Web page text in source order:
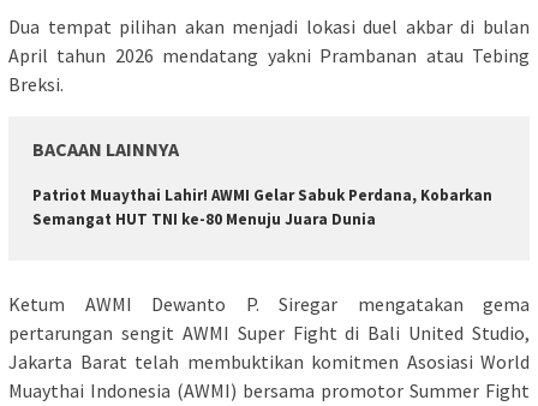
Dua tempat pilihan akan menjadi lokasi duel akbar di bulan
April tahun 2026 mendatang yakni Prambanan atau Tebing
Breksi.
BACAAN LAINNYA
Patriot Muaythai Lahir! AWMI Gelar Sabuk Perdana, Kobarkan
Semangat HUT TNI ke-80 Menuju Juara Dunia
Ketum AWMI Dewanto P. Siregar mengatakan gema
pertarungan sengit AWMI Super Fight di Bali United Studio,
Jakarta Barat telah membuktikan komitmen Asosiasi World
Muaythai Indonesia (AWMI) bersama promotor Summer Fight